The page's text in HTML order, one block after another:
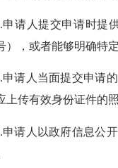
申请人提交申请时提
），或者能够明确特
申请人当面提交申请
上传有效身份证件的
申请人以政府信息公